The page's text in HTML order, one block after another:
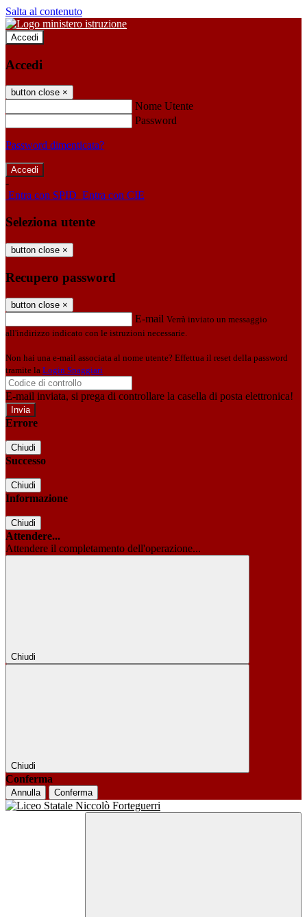
Salta al contenuto
Accedi
Accedi
button close ×
Nome Utente
Password
Password dimenticata?
-
Entra con SPID Entra con CIE
Seleziona utente
button close ×
Recupero password
button close ×
E-mail Verrà inviato un messaggio
all'indirizzo indicato con le istruzioni necessarie.
Non hai una e-mail associata al nome utente? Effettua il reset della password
tramite la Login Spaggiari
E-mail inviata, si prega di controllare la casella di posta elettronica!
Errore
Chiudi
Successo
Chiudi
Informazione
Chiudi
Attendere...
Attendere il completamento dell'operazione...
Chiudi
Chiudi
Conferma
Annulla Conferma